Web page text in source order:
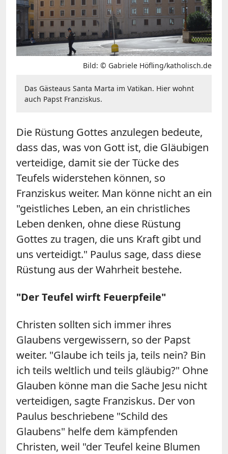
Bild: © Gabriele Höfling/katholisch.de
Das Gästeaus Santa Marta im Vatikan. Hier wohnt
auch Papst Franziskus.
Die Rüstung Gottes anzulegen bedeute,
dass das, was von Gott ist, die Gläubigen
verteidige, damit sie der Tücke des
Teufels widerstehen können, so
Franziskus weiter. Man könne nicht an ein
"geistliches Leben, an ein christliches
Leben denken, ohne diese Rüstung
Gottes zu tragen, die uns Kraft gibt und
uns verteidigt." Paulus sage, dass diese
Rüstung aus der Wahrheit bestehe.
"Der Teufel wirft Feuerpfeile"
Christen sollten sich immer ihres
Glaubens vergewissern, so der Papst
weiter. "Glaube ich teils ja, teils nein? Bin
ich teils weltlich und teils gläubig?" Ohne
Glauben könne man die Sache Jesu nicht
verteidigen, sagte Franziskus. Der von
Paulus beschriebene "Schild des
Glaubens" helfe dem kämpfenden
Christen, weil "der Teufel keine Blumen